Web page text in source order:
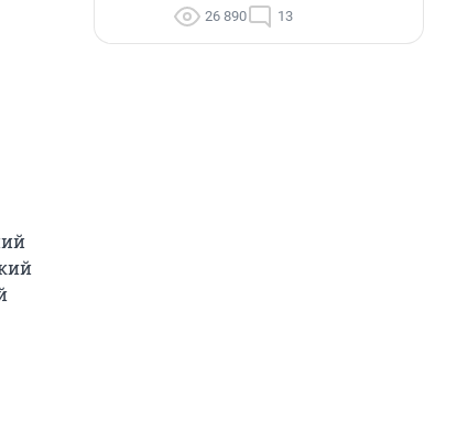
26 890 13